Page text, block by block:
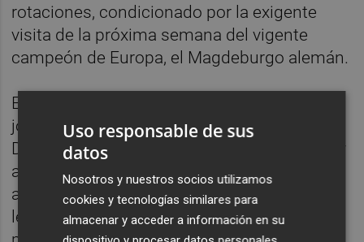
rotaciones, condicionado por la exigente
visita de la próxima semana del vigente
campeón de Europa, el Magdeburgo alemán.
En este contexto, la aportación de los
jóvenes y la capacidad de los hermanos
Djordje y Petar Cikusa para sumar minutos y
asumir galones en la dirección de juego
azulgrana, más todavía con la ausencia por
lesión del capitán Dika Mem durante las
Uso responsable de sus
datos
Nosotros y nuestros socios utilizamos
cookies y tecnologías similares para
almacenar y acceder a información en su